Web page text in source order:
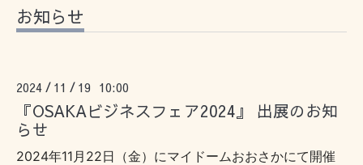
お知らせ
2024 / 11 / 19 10:00
『OSAKAビジネスフェア2024』 出展のお知
らせ
2024年11月22日（金）にマイドームおおさかにて開催